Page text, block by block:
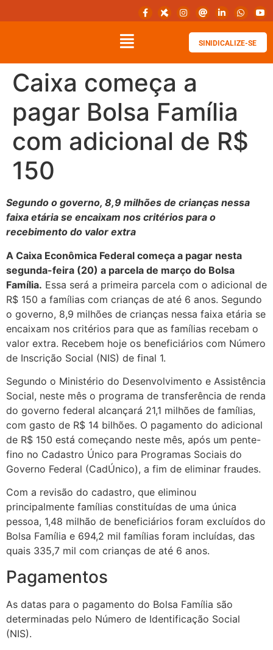
SINIDICALIZE-SE
Caixa começa a
pagar Bolsa Família
com adicional de R$
150
Segundo o governo, 8,9 milhões de crianças nessa
faixa etária se encaixam nos critérios para o
recebimento do valor extra
A Caixa Econômica Federal começa a pagar nesta
segunda-feira (20) a parcela de março do Bolsa
Família. Essa será a primeira parcela com o adicional de
R$ 150 a famílias com crianças de até 6 anos. Segundo
o governo, 8,9 milhões de crianças nessa faixa etária se
encaixam nos critérios para que as famílias recebam o
valor extra. Recebem hoje os beneficiários com Número
de Inscrição Social (NIS) de final 1.
Segundo o Ministério do Desenvolvimento e Assistência
Social, neste mês o programa de transferência de renda
do governo federal alcançará 21,1 milhões de famílias,
com gasto de R$ 14 bilhões. O pagamento do adicional
de R$ 150 está começando neste mês, após um pente-
fino no Cadastro Único para Programas Sociais do
Governo Federal (CadÚnico), a fim de eliminar fraudes.
Com a revisão do cadastro, que eliminou
principalmente famílias constituídas de uma única
pessoa, 1,48 milhão de beneficiários foram excluídos do
Bolsa Família e 694,2 mil famílias foram incluídas, das
quais 335,7 mil com crianças de até 6 anos.
Pagamentos
As datas para o pagamento do Bolsa Família são
determinadas pelo Número de Identificação Social
(NIS).